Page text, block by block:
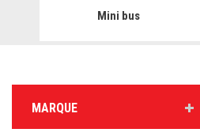
Mini bus
MARQUE